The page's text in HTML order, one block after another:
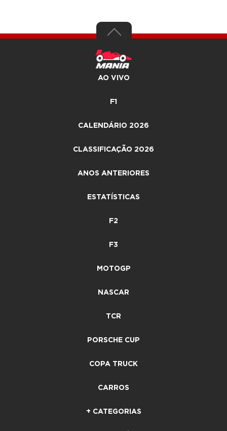
AO VIVO
F1
CALENDÁRIO 2026
CLASSIFICAÇÃO 2026
ANOS ANTERIORES
ESTATÍSTICAS
F2
F3
MOTOGP
NASCAR
TCR
PORSCHE CUP
COPA TRUCK
CARROS
+ CATEGORIAS